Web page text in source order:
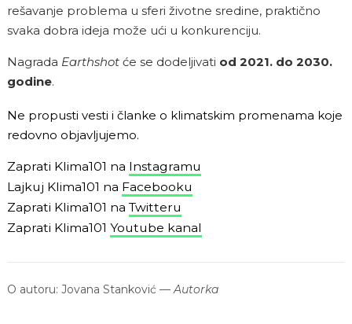
rešavanje problema u sferi životne sredine, praktično
svaka dobra ideja može ući u konkurenciju.
Nagrada Earthshot će se dodeljivati od 2021. do 2030.
godine.
Ne propusti vesti i članke o klimatskim promenama koje
redovno objavljujemo.
Zaprati Klima101 na Instagramu
Lajkuj Klima101 na Facebooku
Zaprati Klima101 na Twitteru
Zaprati Klima101 Youtube kanal
O autoru: Jovana Stanković —Autorka